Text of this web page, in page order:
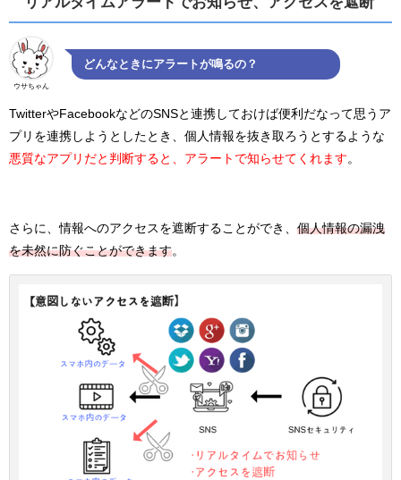
ウサちゃん
どんなときにアラートが鳴るの？
TwitterやFacebookなどのSNSと連携しておけば便利だなって思うア
プリを連携しようとしたとき、個人情報を抜き取ろうとするような
悪質なアプリだと判断すると、アラートで知らせてくれます
さらに、情報へのアクセスを遮断することができ、 個人情報の漏洩
を未然に防ぐことができます